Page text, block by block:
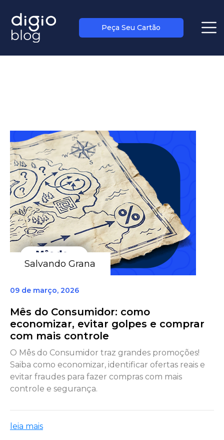
Peça Seu Cartão
Salvando Grana
09 de março, 2026
Mês do Consumidor: como
economizar, evitar golpes e comprar
com mais controle
O Mês do Consumidor traz grandes promoções!
Saiba como economizar, identificar ofertas reais e
evitar fraudes para fazer compras com mais
controle e segurança.
leia mais